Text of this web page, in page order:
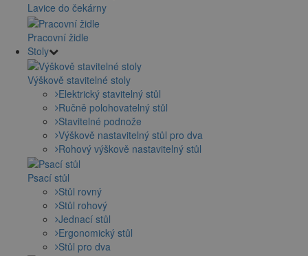
Lavice do čekárny
Pracovní židle
Stoly
Výškově stavitelné stoly
Elektrický stavitelný stůl
Ručně polohovatelný stůl
Stavitelné podnože
Výškově nastavitelný stůl pro dva
Rohový výškově nastavitelný stůl
Psací stůl
Stůl rovný
Stůl rohový
Jednací stůl
Ergonomický stůl
Stůl pro dva